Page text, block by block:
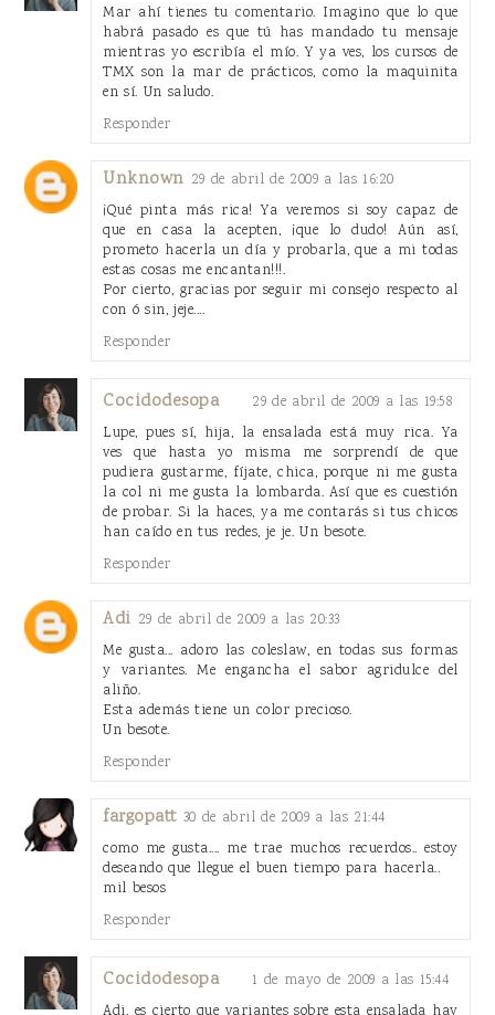
Mar ahí tienes tu comentario. Imagino que lo que
habrá pasado es que tú has mandado tu mensaje
mientras yo escribía el mío. Y ya ves, los cursos de
TMX son la mar de prácticos, como la maquinita
en sí. Un saludo.
Responder
Unknown 29 de abril de 2009 a las 16:20
¡Qué pinta más rica! Ya veremos si soy capaz de
que en casa la acepten, ¡que lo dudo! Aún así,
prometo hacerla un día y probarla, que a mi todas
estas cosas me encantan!!!.
Por cierto, gracias por seguir mi consejo respecto al
con ó sin, jeje....
Responder
Cocidodesopa
29 de abril de 2009 a las 19:58
Lupe, pues sí, hija, la ensalada está muy rica. Ya
ves que hasta yo misma me sorprendí de que
pudiera gustarme, fíjate, chica, porque ni me gusta
la col ni me gusta la lombarda. Así que es cuestión
de probar. Si la haces, ya me contarás si tus chicos
han caído en tus redes, je je. Un besote.
Responder
Adi 29 de abril de 2009 a las 20:33
Me gusta... adoro las coleslaw, en todas sus formas
y variantes. Me engancha el sabor agridulce del
aliño.
Esta además tiene un color precioso.
Un besote.
Responder
fargopatt 30 de abril de 2009 a las 21:44
como me gusta.... me trae muchos recuerdos.. estoy
deseando que llegue el buen tiempo para hacerla..
mil besos
Responder
Cocidodesopa
1 de mayo de 2009 a las 15:44